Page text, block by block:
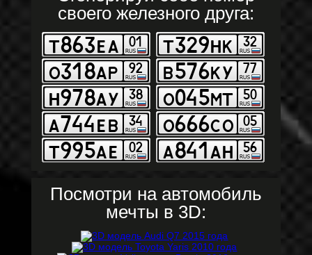
своего железного друга:
Посмотри на автомобиль
мечты в 3D: